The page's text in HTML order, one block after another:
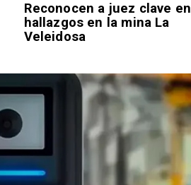
Reconocen a juez clave en
hallazgos en la mina La
Veleidosa